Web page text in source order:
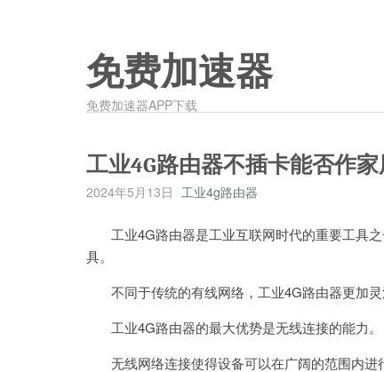
免费加速器
免费加速器APP下载
工业4G路由器不插卡能否作
2024年5月13日 工业4g路由器
工业4G路由器是工业互联网时代的重要工具之
具。
不同于传统的有线网络，工业4G路由器更加灵
工业4G路由器的最大优势是无线连接的能力。
无线网络连接使得设备可以在广阔的范围内进